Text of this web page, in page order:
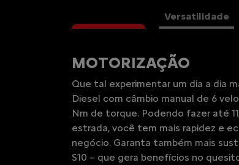
Versatilidade
MOTORIZAÇÃO
Que tal experimentar um dia a dia
Diesel com câmbio manual de 6
Nm de torque. Podendo fazer até
estrada, você tem mais rapidez e
negócio. Garanta também mais
S10 – que gera benefícios no